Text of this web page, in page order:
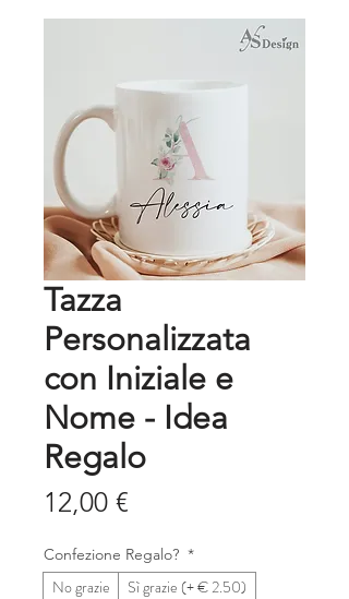
Tazza
Personalizzata
con Iniziale e
Nome - Idea
Regalo
12,00 €
Confezione Regalo? *
No grazie Sì grazie (+ € 2.50)